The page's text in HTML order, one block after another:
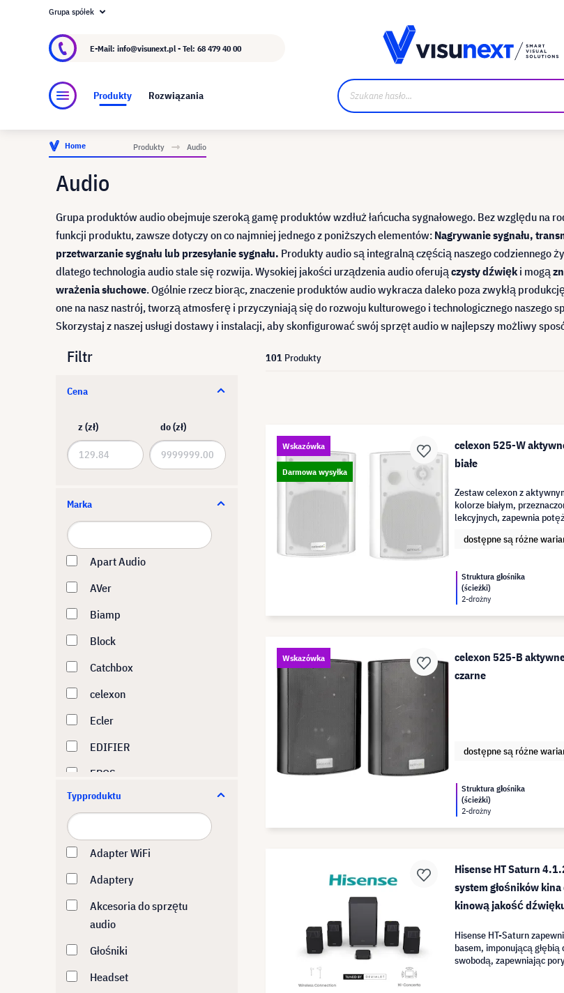
O visunext.pl
Grupa spółek
E-Mail: info@visunext.pl - Tel: 68 479 40 00
Produkty Rozwiązania
Home Produkty Audio
Audio
Grupa produktów audio obejmuje szeroką gamę produktów wzdłuż łańcucha sygnałowego. Bez względu na
funkcji produktu, zawsze dotyczy on co najmniej jednego z poniższych elementów: Nagrywanie sygnału,
przetwarzanie sygnału lub przesyłanie sygnału. Produkty audio są integralną częścią naszego codziennego
dlatego technologia audio stale się rozwija. Wysokiej jakości urządzenia audio oferujączysty dźwięki mogą
wrażenia słuchowe. Ogólnie rzecz biorąc, znaczenie produktów audio wykracza daleko poza zwykłą
one na nasz nastrój, tworzą atmosferę i przyczyniają się do rozwoju kulturowego i technologicznego naszego
Skorzystaj z naszej usługi dostawy i instalacji, aby skonfigurować swój sprzęt audio w najlepszy możliwy
Filtr
Cena
z (zł) do (zł)
Marka
Apart Audio
AVer
Biamp
Block
Catchbox
celexon
Ecler
EDIFIER
EPOS
Epson
Huawei
Jabra
JBL
Kramer
Logitech
Magnetar
Typproduktu
Adapter WiFi
Adaptery
Akcesoria do sprzętu
audio
Głośniki
Headset
101 Produkty
Wskazówka
Darmowa wysyłka
celexon 525-W
białe
Zestaw celexon z
kolorze białym,
lekcyjnych, zapewnia
dostępne są różne
Struktura głośnika
(ścieżki)
2-drożny
Wskazówka
celexon 525-B
czarne
dostępne są różne
Struktura głośnika
(ścieżki)
2-drożny
Hisense HT Saturn
system głośników
kinową jakość
Hisense HT-Saturn
basem, imponującą
swobodą, zapewniając